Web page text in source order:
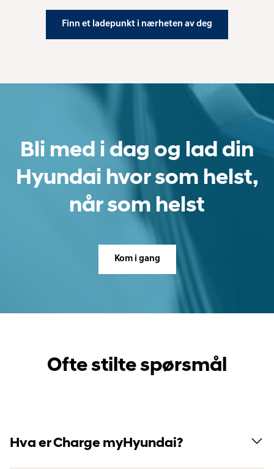
Finn et ladepunkt i nærheten av deg
Bli med i dag og lad din
Hyundai hvor som helst,
når som helst
Kom i gang
Ofte stilte spørsmål
Hva er Charge myHyundai?